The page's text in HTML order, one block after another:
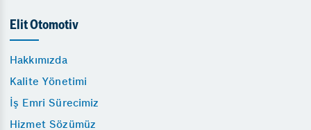
Elit Otomotiv
Hakkımızda
Kalite Yönetimi
İş Emri Sürecimiz
Hizmet Sözümüz